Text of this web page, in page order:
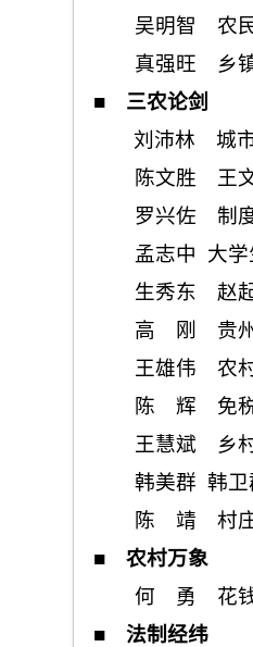
吴明智 农民
真强旺 乡镇
■ 三农论剑
刘沛林 城市
陈文胜 王文
罗兴佐 制度
孟志中 大学
生秀东 赵起
高 刚 贵州省
王雄伟 农村
陈 辉 免税后
王慧斌 乡村
韩美群 韩卫
陈 靖 村庄
■ 农村万象
何 勇 花钱
■ 法制经纬